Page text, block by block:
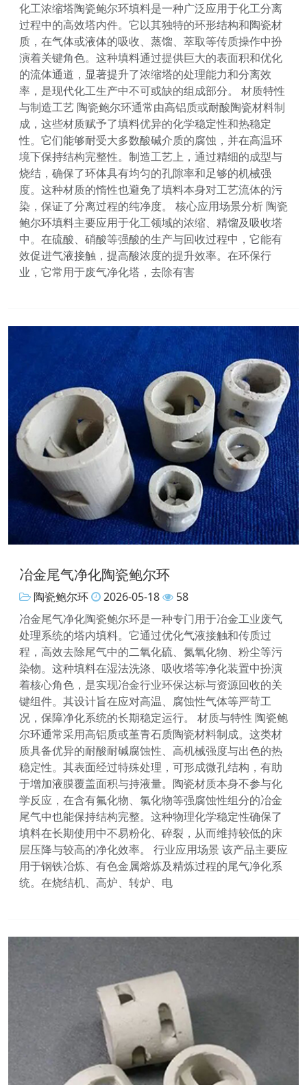
化工浓缩塔陶瓷鲍尔环填料是一种广泛应用于化工分离
过程中的高效塔内件。它以其独特的环形结构和陶瓷材
质，在气体或液体的吸收、蒸馏、萃取等传质操作中扮
演着关键角色。这种填料通过提供巨大的表面积和优化
的流体通道，显著提升了浓缩塔的处理能力和分离效
率，是现代化工生产中不可或缺的组成部分。 材质特性
与制造工艺 陶瓷鲍尔环通常由高铝质或耐酸陶瓷材料制
成，这些材质赋予了填料优异的化学稳定性和热稳定
性。它们能够耐受大多数酸碱介质的腐蚀，并在高温环
境下保持结构完整性。制造工艺上，通过精细的成型与
烧结，确保了环体具有均匀的孔隙率和足够的机械强
度。这种材质的惰性也避免了填料本身对工艺流体的污
染，保证了分离过程的纯净度。 核心应用场景分析 陶瓷
鲍尔环填料主要应用于化工领域的浓缩、精馏及吸收塔
中。在硫酸、硝酸等强酸的生产与回收过程中，它能有
效促进气液接触，提高酸浓度的提升效率。在环保行
业，它常用于废气净化塔，去除有害
冶金尾气净化陶瓷鲍尔环
陶瓷鲍尔环 2026-05-18
58
冶金尾气净化陶瓷鲍尔环是一种专门用于冶金工业废气
处理系统的塔内填料。它通过优化气液接触和传质过
程，高效去除尾气中的二氧化硫、氮氧化物、粉尘等污
染物。这种填料在湿法洗涤、吸收塔等净化装置中扮演
着核心角色，是实现冶金行业环保达标与资源回收的关
键组件。其设计旨在应对高温、腐蚀性气体等严苛工
况，保障净化系统的长期稳定运行。 材质与特性 陶瓷鲍
尔环通常采用高铝质或堇青石质陶瓷材料制成。这类材
质具备优异的耐酸耐碱腐蚀性、高机械强度与出色的热
稳定性。其表面经过特殊处理，可形成微孔结构，有助
于增加液膜覆盖面积与持液量。陶瓷材质本身不参与化
学反应，在含有氟化物、氯化物等强腐蚀性组分的冶金
尾气中也能保持结构完整。这种物理化学稳定性确保了
填料在长期使用中不易粉化、碎裂，从而维持较低的床
层压降与较高的净化效率。 行业应用场景 该产品主要应
用于钢铁冶炼、有色金属熔炼及精炼过程的尾气净化系
统。在烧结机、高炉、转炉、电